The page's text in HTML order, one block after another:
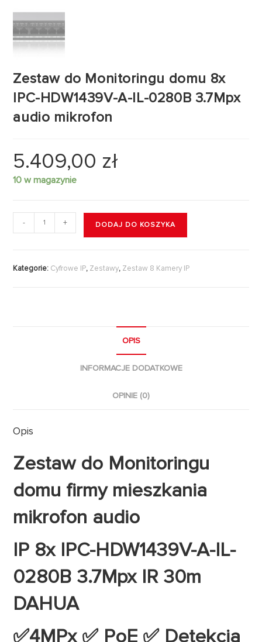
Zestaw do Monitoringu domu 8x
IPC-HDW1439V-A-IL-0280B 3.7Mpx
audio mikrofon
5.409,00 zł
10 w magazynie
- + DODAJ DO KOSZYKA
Kategorie: Cyfrowe IP, Zestawy, Zestaw 8 Kamery IP
OPIS
INFORMACJE DODATKOWE
OPINIE (0)
Opis
Zestaw do Monitoringu
domu firmy mieszkania
mikrofon audio
IP 8x IPC-HDW1439V-A-IL-
0280B 3.7Mpx IR 30m
DAHUA
✅4MPx ✅ PoE ✅ Detekcja